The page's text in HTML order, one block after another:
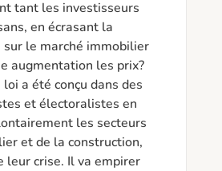
tant les investisseurs
en écrasant la
sur le marché immobilier
augmentation les prix?
a été conçu dans des
et électoralistes en
les secteurs
et de la construction,
leur crise. Il va empirer